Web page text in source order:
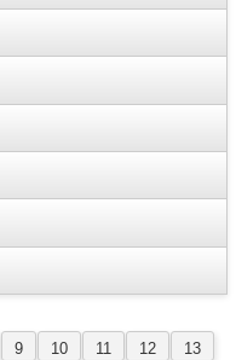
9 10 11 12
13